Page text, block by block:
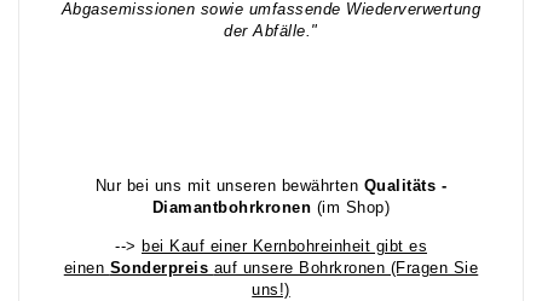
Abgasemissionen sowie umfassende Wiederverwertung
der Abfälle."
Nur bei uns mit unseren bewährten Qualitäts -
Diamantbohrkronen (im Shop)
--> bei Kauf einer Kernbohreinheit gibt es
einen Sonderpreis auf unsere Bohrkronen (Fragen Sie
uns!)